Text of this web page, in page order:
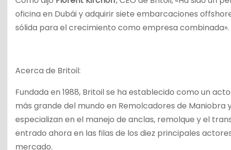
oficina en Dubái y adquirir siete embarcaciones
sólida para el crecimiento como empresa combinada».
Acerca de Britoil:
Fundada en 1988, Britoil se ha establecido como un
más grande del mundo en Remolcadores de Maniobra
especializan en el manejo de anclas, remolque y el
entrado ahora en las filas de los diez principales
mercado.